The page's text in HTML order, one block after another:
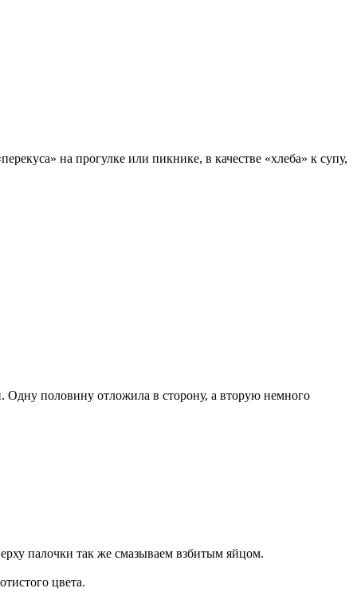
на прогулке или пикнике, в качестве «хлеба» к супу,
Одну половину отложила в сторону, а вторую немного
палочки так же смазываем взбитым яйцом.
цвета.